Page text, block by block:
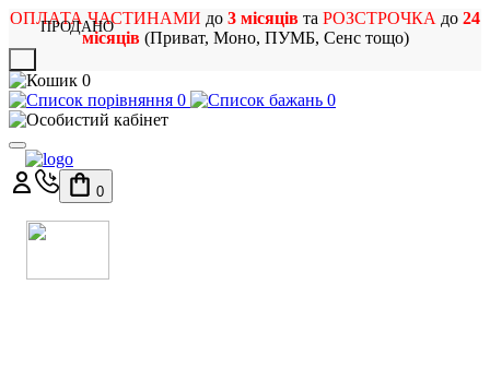
ОПЛАТА ЧАСТИНАМИ до 3 місяців та РОЗСТРОЧКА до 24
місяців(Приват, Моно, ПУМБ, Сенс тощо)
0
0
0
0
ПРОДАНО